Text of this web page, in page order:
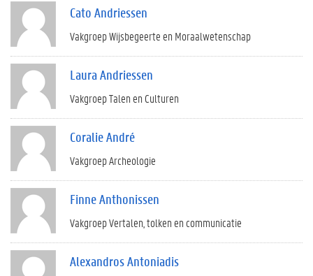
Cato Andriessen
Vakgroep Wijsbegeerte en Moraalwetenschap
Laura Andriessen
Vakgroep Talen en Culturen
Coralie André
Vakgroep Archeologie
Finne Anthonissen
Vakgroep Vertalen, tolken en communicatie
Alexandros Antoniadis